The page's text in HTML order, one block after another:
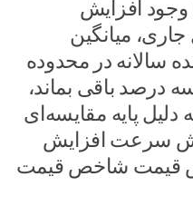
وجود افزایش
میانگین
در محدوده
درصد باقی بماند،
پایه مقایسه‌ای
سرعت افزایش
قیمت شاخص قیمت